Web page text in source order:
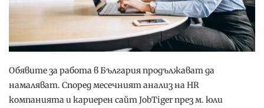
Обявите за работа в България продължават да
намаляват. Според месечният анализ на HR
компанията и кариерен сайт JobTiger през м. юли